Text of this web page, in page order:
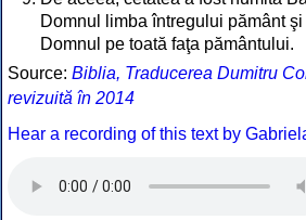
Domnul limba întregului pământ
Domnul pe toată faţa pământului.
Source: Biblia, Traducerea Dumitru
revizuită în 2014
Hear a recording of this text by